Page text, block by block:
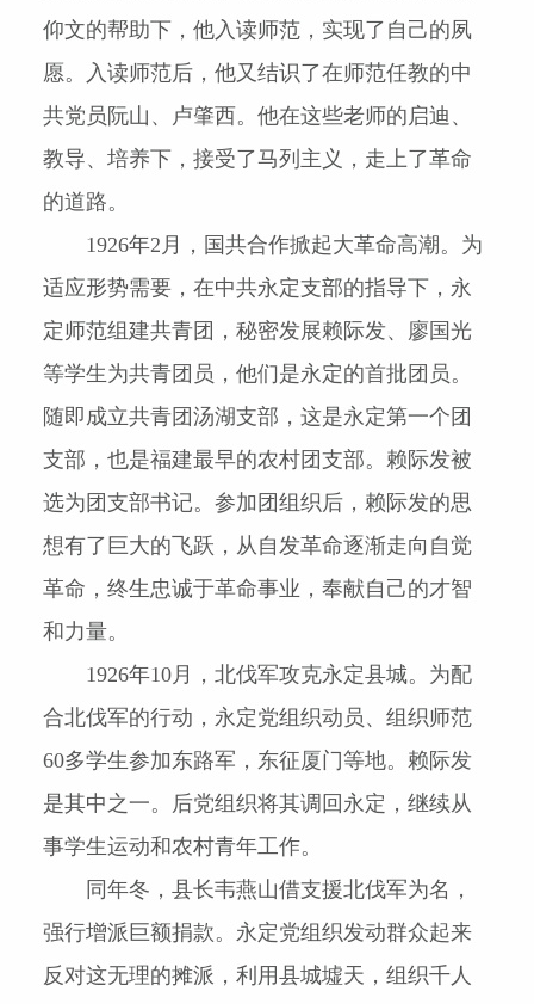
仰文的帮助下，他入读师范，实现了自己的夙
愿。入读师范后，他又结识了在师范任教的中
共党员阮山、卢肇西。他在这些老师的启迪、
教导、培养下，接受了马列主义，走上了革命
的道路。
1926年2 月，国共合作掀起大革命高潮。为
适应形势需要，在中共永定支部的指导下，永
定师范组建共青团，秘密发展赖际发、廖国光
等学生为共青团员，他们是永定的首批团员。
随即成立共青团汤湖支部，这是永定第一个团
支部，也是福建最早的农村团支部。赖际发被
选为团支部书记。参加团组织后，赖际发的思
想有了巨大的飞跃，从自发革命逐渐走向自觉
革命，终生忠诚于革命事业，奉献自己的才智
和力量。
1926年10 月，北伐军攻克永定县城。为配
合北伐军的行动，永定党组织动员、组织师范
60多学生参加东路军，东征厦门等地。赖际发
是其中之一。后党组织将其调回永定，继续从
事学生运动和农村青年工作。
同年冬，县长韦燕山借支援北伐军为名，
强行增派巨额捐款。永定党组织发动群众起来
反对这无理的摊派，利用县城墟天，组织千人